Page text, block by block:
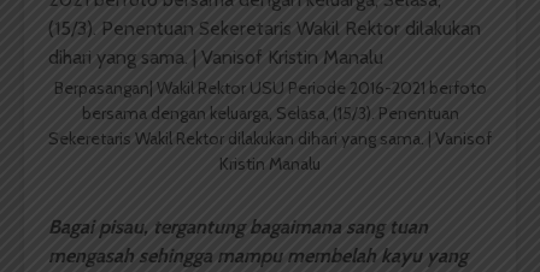
Berpasangan| Wakil Rektor USU Periode 2016-2021 berfoto
bersama dengan keluarga, Selasa, (15/3). Penentuan
Sekeretaris Wakil Rektor dilakukan dihari yang sama. | Vanisof
Kristin Manalu
Bagai pisau, tergantung bagaimana sang tuan
mengasah sehingga mampu membelah kayu yang